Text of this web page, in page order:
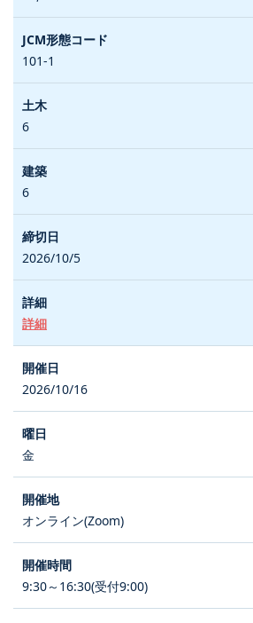
101-1
6
6
2026/10/5
詳細
2026/10/16
金
オンライン(Zoom)
9:30～16:30(受付9:00)